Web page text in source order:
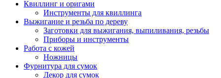
Квиллинг и оригами
Инструменты для квиллинга
Выжигание и резьба по дереву
Заготовки для выжигания, выпиливания, резьбы
Приборы и инструменты
Работа с кожей
Ножницы
Фурнитура для сумок
Декор для сумок